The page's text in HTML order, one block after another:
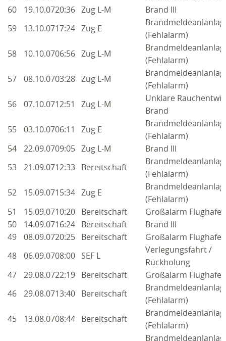
BLUTSPENDEN
60
19.10.0720:36 Zug L-M
Brand III
59
13.10.0717:24 Zug E
(Fehlalarm)
58
10.10.0706:56 Zug L-M
(Fehlalarm)
57
08.10.0703:28 Zug L-M
(Fehlalarm)
56
07.10.0712:51 Zug L-M
Unklare
Brand
55
03.10.0706:11 Zug E
(Fehlalarm)
54
22.09.0709:05 Zug L-M
Brand III
53
21.09.0712:33 Bereitschaft
(Fehlalarm)
52
15.09.0715:34 Zug E
(Fehlalarm)
51
15.09.0710:20 Bereitschaft
Großalarm
50
14.09.0716:24 Bereitschaft
Brand III
49
08.09.0720:25 Bereitschaft
Großalarm
48
06.09.0708:00 SEF L
Verlegungsfahrt /
Rückholung
47
29.08.0722:19 Bereitschaft
Großalarm
46
29.08.0713:40 Bereitschaft
(Fehlalarm)
45
13.08.0708:44 Bereitschaft
(Fehlalarm)